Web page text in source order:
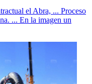
el Abra, ... Proceso
... En la imagen un